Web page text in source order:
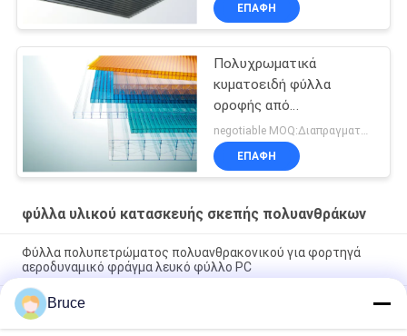
ΕΠΑΦΉ
Πολυχρωματικά
κυματοειδή φύλλα
οροφής από
πολυανθρακικό
ανθεκτικά στον καιρό
και στα υπεριώδη φώτα
ΕΠΑΦΉ
φύλλα υλικού κατασκευής σκεπής πολυανθράκων
Φύλλα πολυπετρώματος πολυανθρακονικού για φορτηγά
αεροδυναμικό φράγμα λευκό φύλλο PC
Πολυκαρβονικά φύλλα πολλαπλών τοιχωμάτων 25mm για
φορτηγά Αεροδυναμικό φράγμα Υψηλής αντοχής
Bruce